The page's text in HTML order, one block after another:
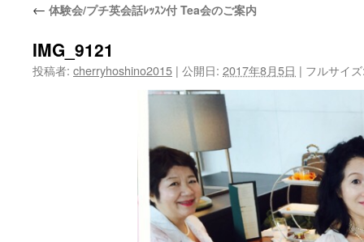
プ← 体験会/プチ英会話ﾚｯｽﾝ付 Tea会のご案内
IMG_9121
投稿者: cherryhoshino2015 | 公開日: 2017年8月5日 | フルサイ